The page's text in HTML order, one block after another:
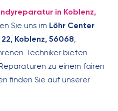
in Koblenz,
Sie uns im Löhr Center
Koblenz, 56068,
Techniker bieten
zu einem fairen
finden Sie auf unserer